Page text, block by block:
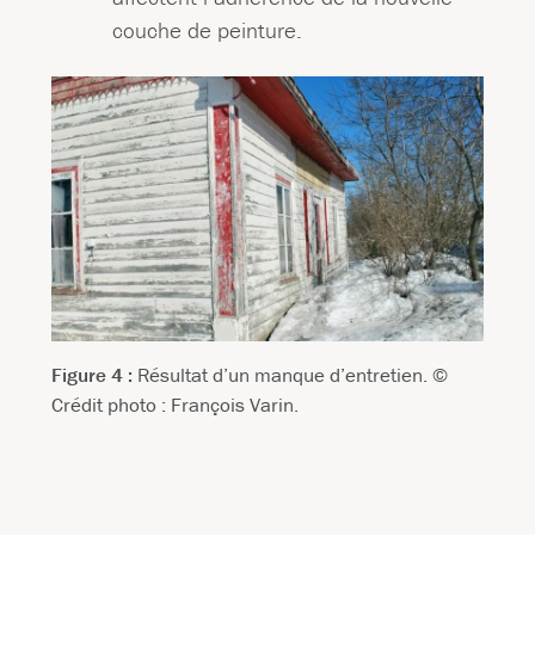
couche de peinture.
Figure 4 : Résultat d’un manque d’entretien. ©
Crédit photo : François Varin.